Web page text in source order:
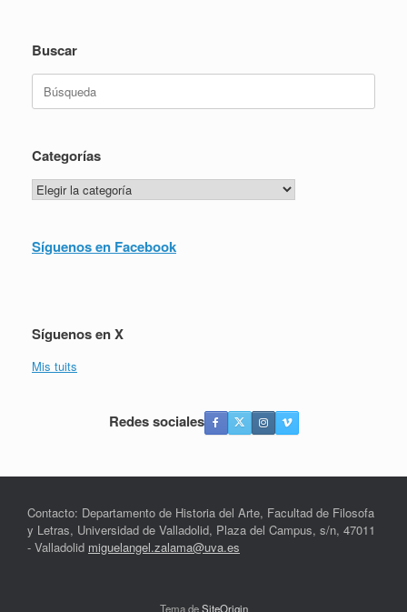
Buscar
Categorías
Categorías
Síguenos en Facebook
Síguenos en X
Mis tuits
Redes sociales
Contacto: Departamento de Historia del Arte, Facultad de Filosofa
y Letras, Universidad de Valladolid, Plaza del Campus, s/n, 47011
- Valladolid miguelangel.zalama@uva.es
Tema deSiteOrigin